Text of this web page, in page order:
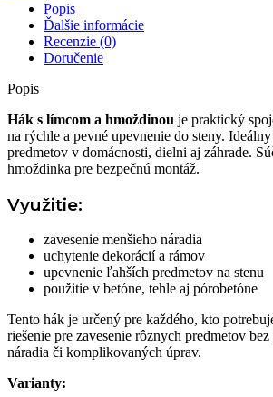
Popis
Ďalšie informácie
Recenzie (0)
Doručenie
Popis
Hák s límcom a hmoždinou je praktický
na rýchle a pevné upevnenie do steny.
predmetov v domácnosti, dielni aj záhrade.
hmoždinka pre bezpečnú montáž.
Využitie:
zavesenie menšieho náradia
uchytenie dekorácií a rámov
upevnenie ľahších predmetov na stenu
použitie v betóne, tehle aj pórobetóne
Tento hák je určený pre každého, kto
riešenie pre zavesenie rôznych predmetov
náradia či komplikovaných úprav.
Varianty: